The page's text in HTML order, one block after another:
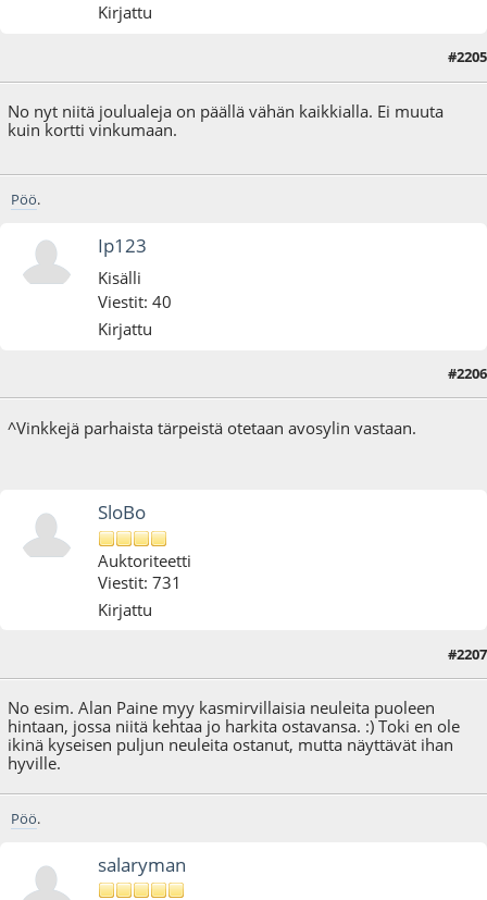
Kirjattu
#2205
No nyt niitä joulualeja on päällä vähän kaikkialla. Ei muuta
kuin kortti vinkumaan.
Pöö.
Ip123
Kisälli
Viestit: 40
Kirjattu
#2206
^Vinkkejä parhaista tärpeistä otetaan avosylin vastaan.
SloBo
Auktoriteetti
Viestit: 731
Kirjattu
#2207
No esim. Alan Paine myy kasmirvillaisia neuleita puoleen
hintaan, jossa niitä kehtaa jo harkita ostavansa. :) Toki en ole
ikinä kyseisen puljun neuleita ostanut, mutta näyttävät ihan
hyville.
Pöö.
salaryman